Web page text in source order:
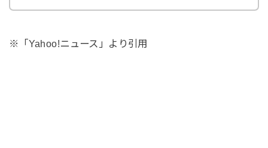
※「Yahoo!ニュース」より引用